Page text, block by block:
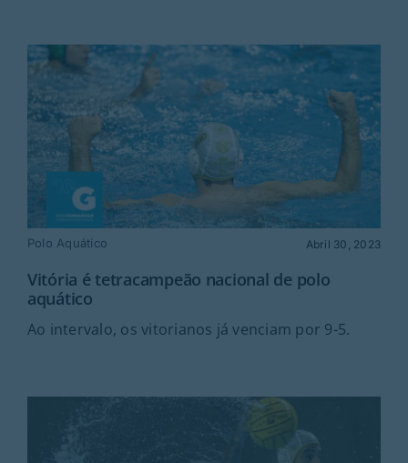
Polo Aquático Abril 30, 2023
Vitória é tetracampeão nacional de polo
aquático
Ao intervalo, os vitorianos já venciam por 9-5.